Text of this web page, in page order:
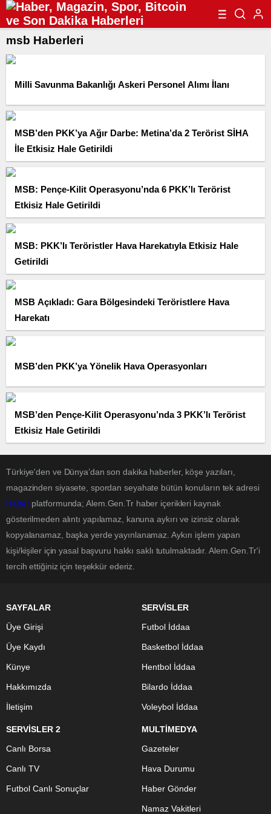
msb Haberleri
Milli Savunma Bakanlığı Askeri Personel Alımı İlanı
MSB’den PKK’ya Ağır Darbe: Metina’da 2 Terörist SİHA
İle Etkisiz Hale Getirildi
MSB: Pençe-Kilit Operasyonu’nda 6 PKK’lı Terörist
Etkisiz Hale Getirildi
MSB: PKK’lı Teröristler Hava Harekatıyla Etkisiz Hale
Getirildi
MSB Açıkladı: Gara Bölgesindeki Teröristlere Hava
Harekatı
MSB’den PKK’ya Yönelik Hava Operasyonları
MSB’den Pençe-Kilit Operasyonu’nda 3 PKK’lı Terörist
Etkisiz Hale Getirildi
Türkiye'den ve Dünya’dan son dakika haberler, köşe yazıları,
magazinden siyasete, spordan seyahate bütün konuların tek adresi
Haberplatformunda; Alem.Gen.Tr haber içerikleri kaynak
gösterilmeden alıntı yapılamaz, kanuna aykırı ve izinsiz olarak
kopyalanamaz, başka yerde yayınlanamaz. Aykırı işlem yapan
kişi/kişiler için yasal başvuru hakkı saklı tutulmaktadır. Alem.Gen.Tr'i
tercih ettiğiniz için teşekkür ederiz.
SAYFALAR
Üye Girişi
Üye Kaydı
Künye
Hakkımızda
İletişim
SERVİSLER
Futbol İddaa
Basketbol İddaa
Hentbol İddaa
Bilardo İddaa
Voleybol İddaa
SERVİSLER 2
Canlı Borsa
Canlı TV
Futbol Canlı Sonuçlar
MULTİMEDYA
Gazeteler
Hava Durumu
Haber Gönder
Namaz Vakitleri